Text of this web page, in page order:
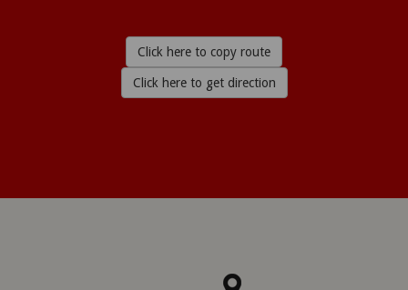
Click here to copy route
Click here to get direction